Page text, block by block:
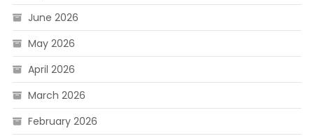
June 2026
May 2026
April 2026
March 2026
February 2026